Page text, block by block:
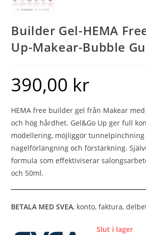
Builder Gel-HEMA
Up-Makear-Bubble
390,00 kr
HEMA free builder gel från Makear
och hög hårdhet. Gel&Go Up ger full
modellering, möjliggör tunnelpinchning
nagelförlängning och förstärkning.
formula som effektiviserar
och 50ml.
BETALA MED SVEA, konto, faktura,
Slut i lager